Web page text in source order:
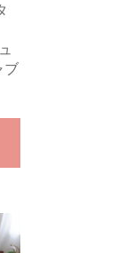
ブ